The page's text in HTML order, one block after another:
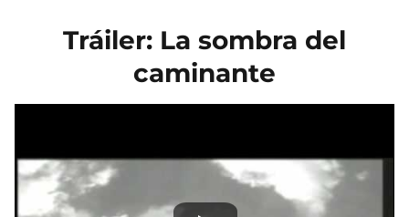
Tráiler: La sombra del
caminante